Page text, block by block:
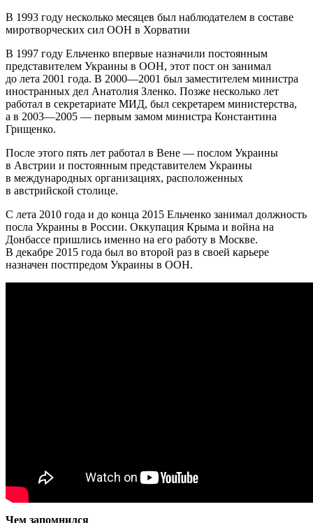
В 1993 году несколько месяцев был наблюдателем в составе
миротворческих сил ООН в Хорватии
В 1997 году Ельченко впервые назначили постоянным
представителем Украины в ООН, этот пост он занимал
до лета 2001 года. В 2000—2001 был заместителем министра
иностранных дел Анатолия Зленко. Позже несколько лет
работал в секретариате МИД, был секретарем министерства,
а в 2003—2005 — первым замом министра Константина
Грищенко.
После этого пять лет работал в Вене — послом Украины
в Австрии и постоянным представителем Украины
в международных организациях, расположенных
в австрийской столице.
С лета 2010 года и до конца 2015 Ельченко занимал должность
посла Украины в России. Оккупация Крыма и война на
Донбассе пришлись именно на его работу в Москве.
В декабре 2015 года был во второй раз в своей карьере
назначен постпредом Украины в ООН.
Чем запомнился